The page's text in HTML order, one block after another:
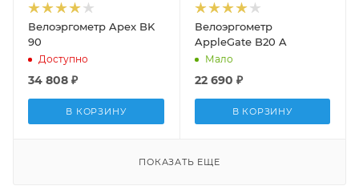
Велоэргометр Apex BK
90
Доступно
34 808 ₽
В КОРЗИНУ
Велоэргометр
AppleGate B20 A
Мало
22 690 ₽
В КОРЗИНУ
ПОКАЗАТЬ ЕЩЕ